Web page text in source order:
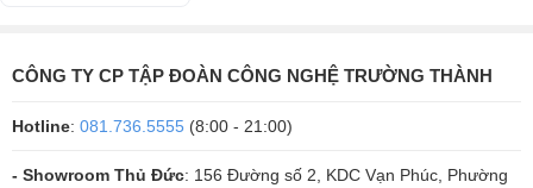
lựa chọn.
CÔNG TY CP TẬP ĐOÀN CÔNG NGHỆ TRƯỜNG THÀNH
Hotline: 081.736.5555 (8:00 - 21:00)
- Showroom Thủ Đức: 156 Đường số 2, KDC Vạn Phúc, Phường